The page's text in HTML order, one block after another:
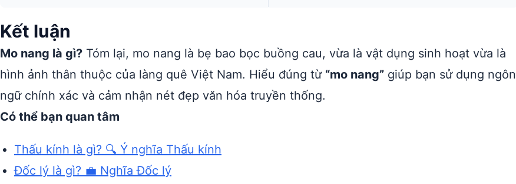
Kết luận
Mo nang là gì? Tóm lại, mo nang là bẹ bao bọc buồng cau, vừa là vật dụng sinh hoạt vừa là
hình ảnh thân thuộc của làng quê Việt Nam. Hiểu đúng từ “mo nang” giúp bạn sử dụng ngôn
ngữ chính xác và cảm nhận nét đẹp văn hóa truyền thống.
Có thể bạn quan tâm
Thấu kính là gì? 🔍 Ý nghĩa Thấu kính
Đốc lý là gì? 💼 Nghĩa Đốc lý